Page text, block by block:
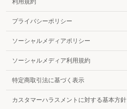
プライバシーポリシー
ソーシャルメディアポリシー
ソーシャルメディア利用規約
特定商取引法に基づく表示
カスタマーハラスメントに対する基本方針